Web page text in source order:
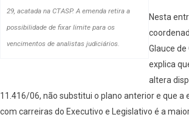
29, acatada na CTASP. A emenda retira a
possibilidade de fixar limite para os
vencimentos de analistas judiciários.
Nesta
Glauce de
explica
altera
11.416/06, não substitui o plano anterior e que a
com carreiras do Executivo e Legislativo é a